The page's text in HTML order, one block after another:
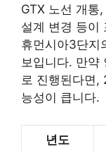
GTX 노선 개통,
설계 변경 등이
휴먼시아3단지
보입니다. 만약
로 진행된다면,
능성이 큽니다.
년도